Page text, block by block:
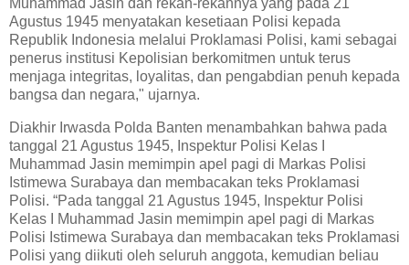
Muhammad Jasin dan rekan-rekannya yang pada 21
Agustus 1945 menyatakan kesetiaan Polisi kepada
Republik Indonesia melalui Proklamasi Polisi, kami sebagai
penerus institusi Kepolisian berkomitmen untuk terus
menjaga integritas, loyalitas, dan pengabdian penuh kepada
bangsa dan negara," ujarnya.
Diakhir Irwasda Polda Banten menambahkan bahwa pada
tanggal 21 Agustus 1945, Inspektur Polisi Kelas I
Muhammad Jasin memimpin apel pagi di Markas Polisi
Istimewa Surabaya dan membacakan teks Proklamasi
Polisi. “Pada tanggal 21 Agustus 1945, Inspektur Polisi
Kelas I Muhammad Jasin memimpin apel pagi di Markas
Polisi Istimewa Surabaya dan membacakan teks Proklamasi
Polisi yang diikuti oleh seluruh anggota, kemudian beliau